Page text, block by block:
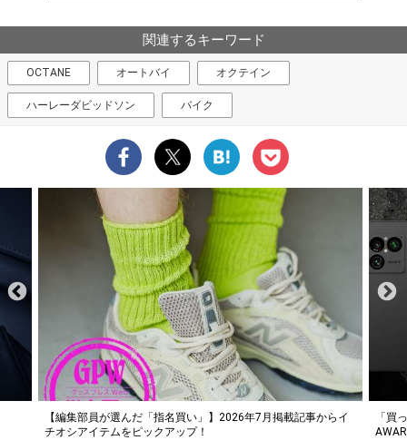
関連するキーワード
OCTANE オートバイ オクテイン
ハーレーダビッドソン バイク
「買って損なし」の極上スマホ5選【GoodsPress 2026上半期
AWARD】
薄着